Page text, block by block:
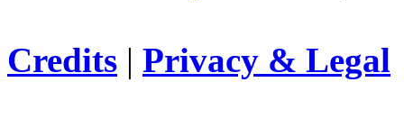
Credits | Privacy & Legal